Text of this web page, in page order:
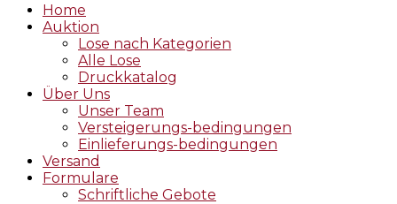
Home
Auktion
Lose nach Kategorien
Alle Lose
Druckkatalog
Über Uns
Unser Team
Versteigerungs-bedingungen
Einlieferungs-bedingungen
Versand
Formulare
Schriftliche Gebote